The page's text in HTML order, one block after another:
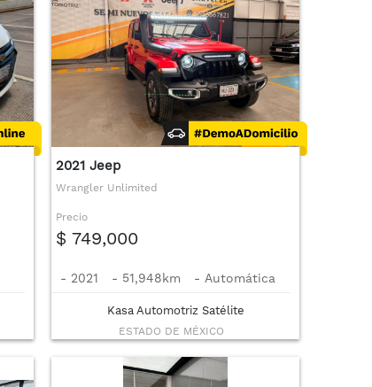
2021 Jeep
Wrangler Unlimited
Precio
$ 749,000
- 2021 - 51,948km - Automática
Kasa Automotriz Satélite
ESTADO DE MÉXICO